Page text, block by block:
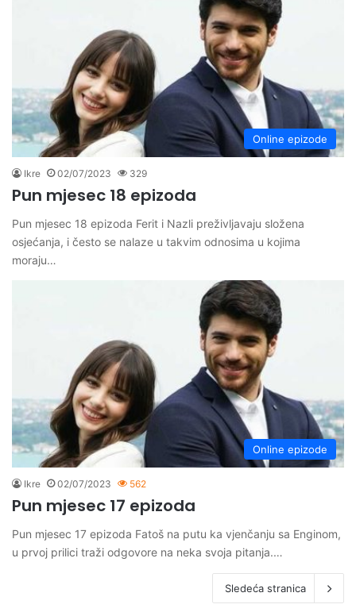
Online epizode
Ikre 02/07/2023 329
Pun mjesec 18 epizoda
Pun mjesec 18 epizoda Ferit i Nazli preživljavaju složena
osjećanja, i često se nalaze u takvim odnosima u kojima
moraju…
Online epizode
Ikre 02/07/2023 562
Pun mjesec 17 epizoda
Pun mjesec 17 epizoda Fatoš na putu ka vjenčanju sa Enginom,
u prvoj prilici traži odgovore na neka svoja pitanja.…
Sledeća stranica